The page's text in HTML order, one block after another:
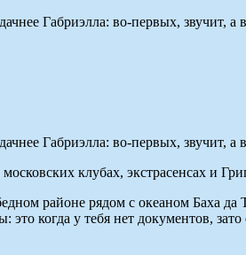
Габриэлла: во-первых, звучит, а
Габриэлла: во-первых, звучит, а
районе рядом с океаном Баха
это когда у тебя нет документов,